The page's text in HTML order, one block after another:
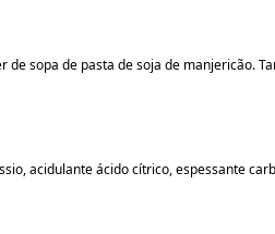
sopa de pasta de soja de manjericão.
acidulante ácido cítrico, espessante